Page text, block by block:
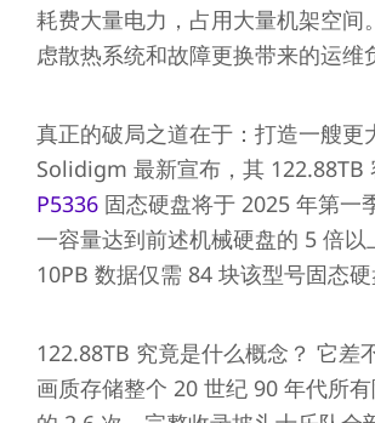
耗费大量电力，占用大量机架空间
虑散热系统和故障更换带来的运维
真正的破局之道在于：打造一艘更
Solidigm 最新宣布，其 122.88TB
P5336 固态硬盘将于 2025 年第一
一容量达到前述机械硬盘的 5 倍以
10PB 数据仅需 84 块该型号固态硬
122.88TB 究竟是什么概念？ 它差
画质存储整个 20 世纪 90 年代所